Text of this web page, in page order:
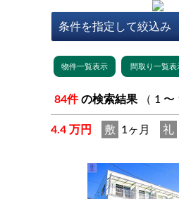
84件 の検索結果
4.4 万円 敷 1ヶ月 礼